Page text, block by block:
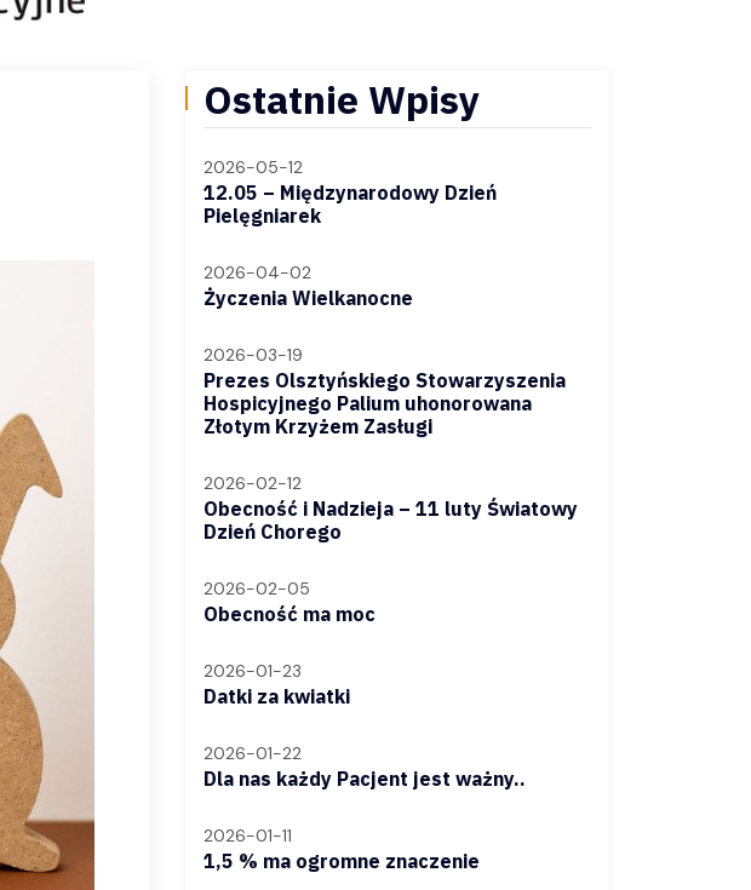
Ostatnie Wpisy
2026-05-12
12.05 – Międzynarodowy Dzień
Pielęgniarek
2026-04-02
Życzenia Wielkanocne
2026-03-19
Prezes Olsztyńskiego Stowarzyszenia
Hospicyjnego Palium uhonorowana
Złotym Krzyżem Zasługi
2026-02-12
Obecność i Nadzieja – 11 luty Światowy
Dzień Chorego
2026-02-05
Obecność ma moc
2026-01-23
Datki za kwiatki
2026-01-22
Dla nas każdy Pacjent jest ważny..
2026-01-11
1,5 % ma ogromne znaczenie